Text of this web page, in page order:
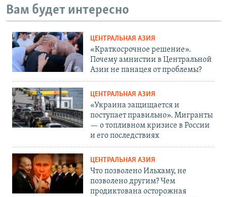
Вам будет интересно
ЦЕНТРАЛЬНАЯ АЗИЯ
«Краткосрочное решение».
Почему амнистии в Центральной
Азии не панацея от проблемы?
ЦЕНТРАЛЬНАЯ АЗИЯ
«Украина защищается и
поступает правильно». Мигранты
— о топливном кризисе в России
и его последствиях
ЦЕНТРАЛЬНАЯ АЗИЯ
Что позволено Ильхаму, не
позволено другим? Чем
продиктована осторожная